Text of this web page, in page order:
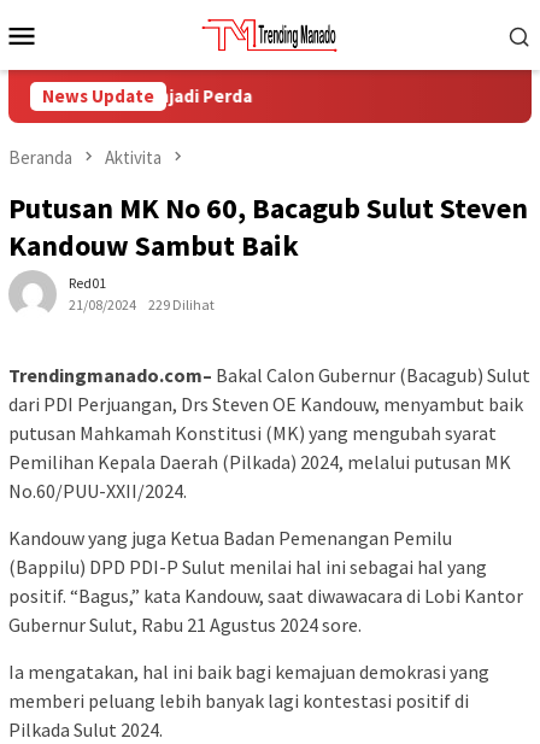
ke
Mobile
News Update
Desa Menjadi Perda
Beranda Aktivita
Putusan MK No 60, Bacagub Sulut Steven
Kandouw Sambut Baik
Red01
21/08/2024
229 Dilihat
Trendingmanado.com– Bakal Calon Gubernur (Bacagub) Sulut
dari PDI Perjuangan, Drs Steven OE Kandouw, menyambut baik
putusan Mahkamah Konstitusi (MK) yang mengubah syarat
Pemilihan Kepala Daerah (Pilkada) 2024, melalui putusan MK
No.60/PUU-XXII/2024.
Kandouw yang juga Ketua Badan Pemenangan Pemilu
(Bappilu) DPD PDI-P Sulut menilai hal ini sebagai hal yang
positif. “Bagus,” kata Kandouw, saat diwawacara di Lobi Kantor
Gubernur Sulut, Rabu 21 Agustus 2024 sore.
Ia mengatakan, hal ini baik bagi kemajuan demokrasi yang
memberi peluang lebih banyak lagi kontestasi positif di
Pilkada Sulut 2024.